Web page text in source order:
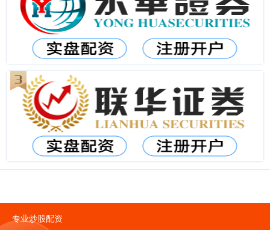
专业炒股配资